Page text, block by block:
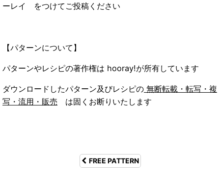
ーレイ をつけてご投稿ください
【パターンについて】
パターンやレシピの著作権は hooray!が所有しています
ダウンロードしたパターン及びレシピの 無断転載・転写・複
写・流用・販売 は固くお断りいたします
FREE PATTERN